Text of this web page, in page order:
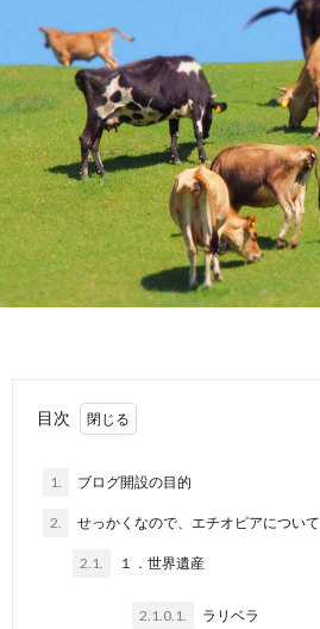
目次
1. ブログ開設の目的
2. せっかくなので、エチオピアについて
2.1. １．世界遺産
2.1.0.1. ラリベラ